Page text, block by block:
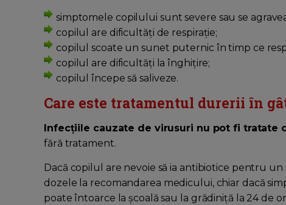
simptomele copilului sunt severe sau se
copilul are dificultăți de respirație;
copilul scoate un sunet puternic în timp ce
copilul are dificultăți la înghițire;
copilul începe să saliveze.
Care este tratamentul durerii în
Infecțiile cauzate de virusuri nu pot fi tratate
fără tratament.
Dacă copilul are nevoie să ia antibiotice pentru
dozele la recomandarea medicului, chiar dacă
poate întoarce la școală sau la grădiniță la 24 de